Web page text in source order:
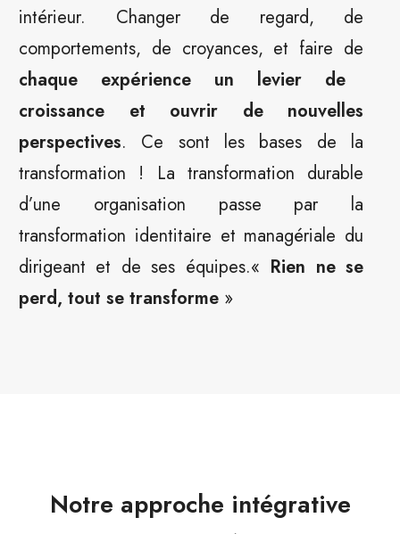
intérieur. Changer de regard, de
comportements, de croyances, et faire de
chaque expérience un levier de
croissance et ouvrir de nouvelles
perspectives. Ce sont les bases de la
transformation ! La transformation durable
d’une organisation passe par la
transformation identitaire et managériale du
dirigeant et de ses équipes.« Rien ne se
perd, tout se transforme »
Notre approche intégrative